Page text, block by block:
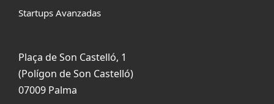
Startups Avanzadas
Plaça de Son Castelló, 1
(Polígon de Son Castelló)
07009 Palma